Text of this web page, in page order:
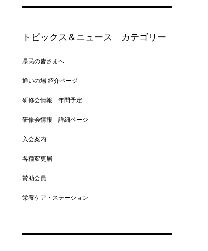
トピックス＆ニュース カテゴリー
県民の皆さまへ
通いの場 紹介ページ
研修会情報 年間予定
研修会情報 詳細ページ
入会案内
各種変更届
賛助会員
栄養ケア・ステーション